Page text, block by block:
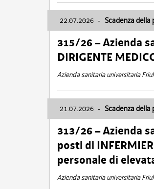
22.07.2026 - Scadenza
315/26 – Azienda
DIRIGENTE
Azienda sanitaria universitaria
21.07.2026 - Scadenza
313/26 – Azienda
posti di
personale di
Azienda sanitaria universitaria